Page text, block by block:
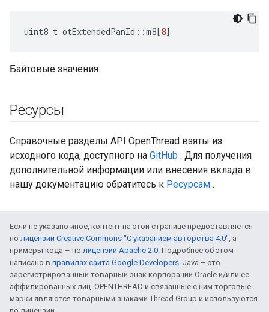
uint8_t otExtendedPanId ::m8[8]
Байтовые значения.
Ресурсы
Справочные разделы API OpenThread взяты из
исходного кода, доступного на GitHub . Для получения
дополнительной информации или внесения вклада в
нашу документацию обратитесь к Ресурсам .
Если не указано иное, контент на этой странице предоставляется
по лицензии Creative Commons "С указанием авторства 4.0", а
примеры кода – по лицензии Apache 2.0. Подробнее об этом
написано в правилах сайта Google Developers. Java – это
зарегистрированный товарный знак корпорации Oracle и/или ее
аффилированных лиц. OPENTHREAD и связанные с ним торговые
марки являются товарными знаками Thread Group и используются